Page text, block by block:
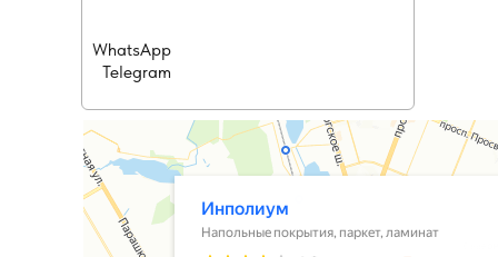
WhatsApp
Telegram